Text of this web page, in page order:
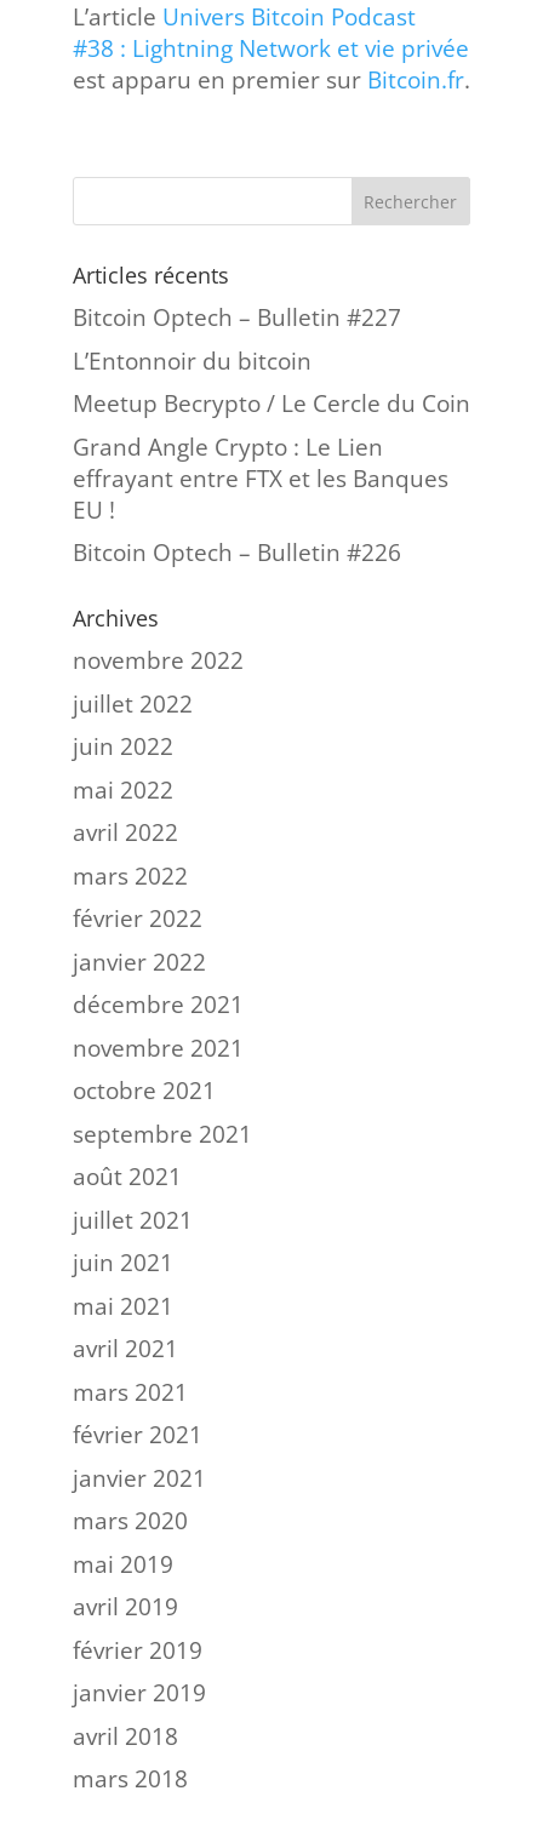
L’article Univers Bitcoin Podcast
#38 : Lightning Network et vie privée
est apparu en premier sur Bitcoin.fr.
Articles récents
Bitcoin Optech – Bulletin #227
L’Entonnoir du bitcoin
Meetup Becrypto / Le Cercle du Coin
Grand Angle Crypto : Le Lien
effrayant entre FTX et les Banques
EU !
Bitcoin Optech – Bulletin #226
Archives
novembre 2022
juillet 2022
juin 2022
mai 2022
avril 2022
mars 2022
février 2022
janvier 2022
décembre 2021
novembre 2021
octobre 2021
septembre 2021
août 2021
juillet 2021
juin 2021
mai 2021
avril 2021
mars 2021
février 2021
janvier 2021
mars 2020
mai 2019
avril 2019
février 2019
janvier 2019
avril 2018
mars 2018